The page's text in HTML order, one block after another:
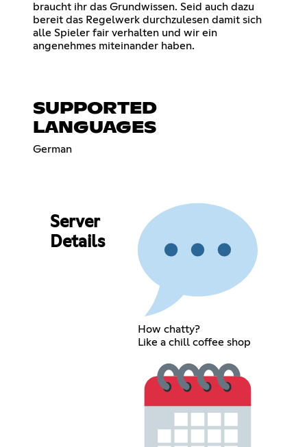
braucht ihr das Grundwissen. Seid auch dazu
bereit das Regelwerk durchzulesen damit sich
alle Spieler fair verhalten und wir ein
angenehmes miteinander haben.
SUPPORTED
LANGUAGES
German
Server
Details
How chatty?
Like a chill coffee shop